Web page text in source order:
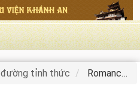
đường tỉnh thức Romance De Amour